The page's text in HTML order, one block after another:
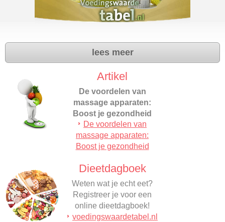
lees meer
Artikel
De voordelen van
massage apparaten:
Boost je gezondheid
Een effectieve manier om
te ontspannen is het
gebruiken van
De voordelen van
massage apparaten:
Boost je gezondheid
Dieetdagboek
Weten wat je echt eet?
Registreer je voor een
online dieetdagboek!
voedingswaardetabel.nl